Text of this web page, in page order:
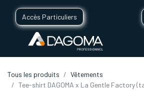
Accès Particuliers
Tous les produits
Vêtements
Tee-shirt DAGOMA x La Gentle Factory